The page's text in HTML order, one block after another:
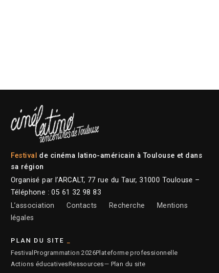
Festival de cinéma latino-américain à Toulouse et dans
sa région
Organisé par l’ARCALT, 77 rue du Taur, 31000 Toulouse –
Téléphone : 05 61 32 98 83
L’association
Contacts Recherche
Mentions
légales
PLAN DU SITE
Festival Programmation 2026Plateforme professionnelle
Actions éducativesRessources— Plan du site